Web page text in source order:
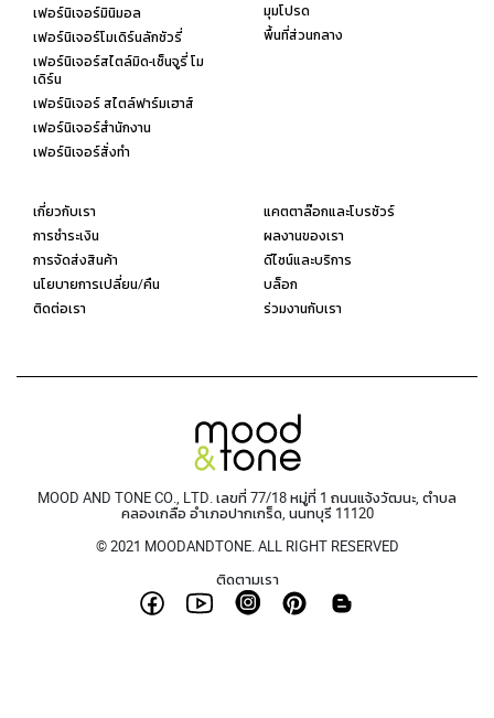
เฟอร์นิเจอร์มินิมอล
เฟอร์นิเจอร์โมเดิร์นลักชัวรี่
เฟอร์นิเจอร์สไตล์มิด-เซ็นจูรี่ โม
เดิร์น
เฟอร์นิเจอร์ สไตล์ฟาร์มเฮาส์
เฟอร์นิเจอร์สำนักงาน
เฟอร์นิเจอร์สั่งทำ
มุมโปรด
พื้นที่ส่วนกลาง
เกี่ยวกับเรา
การชำระเงิน
การจัดส่งสินค้า
นโยบายการเปลี่ยน/คืน
ติดต่อเรา
แคตตาล๊อกและโบรชัวร์
ผลงานของเรา
ดีไซน์และบริการ
บล็อก
ร่วมงานกับเรา
MOOD AND TONE CO., LTD. เลขที่ 77/18 หมู่ที่ 1 ถนนแจ้งวัฒนะ, ตำบล
คลองเกลือ อำเภอปากเกร็ด, นนทบุรี 11120
© 2021 MOODANDTONE. ALL RIGHT RESERVED
ติดตามเรา